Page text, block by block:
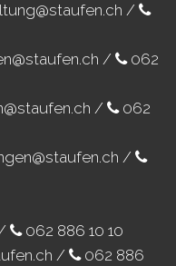
/
/
062
/
062
/
062 886 10 10
/
062 886